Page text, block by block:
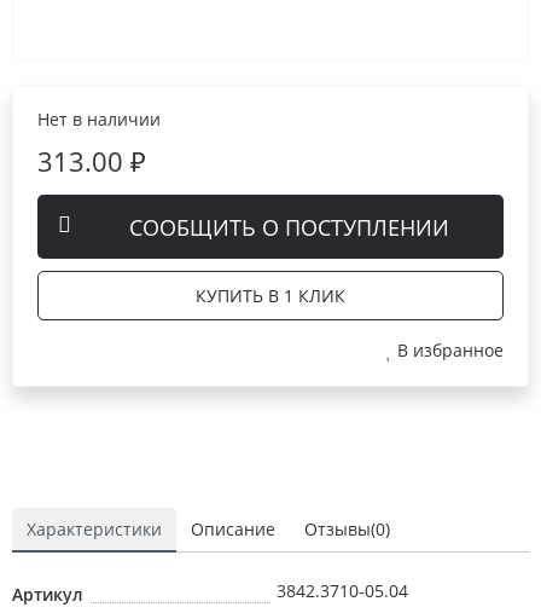
Нет в наличии
313.00 ₽
СООБЩИТЬ О ПОСТУПЛЕНИИ
КУПИТЬ В 1 КЛИК
В избранное
Характеристики Описание Отзывы(0)
Артикул 3842.3710-05.04